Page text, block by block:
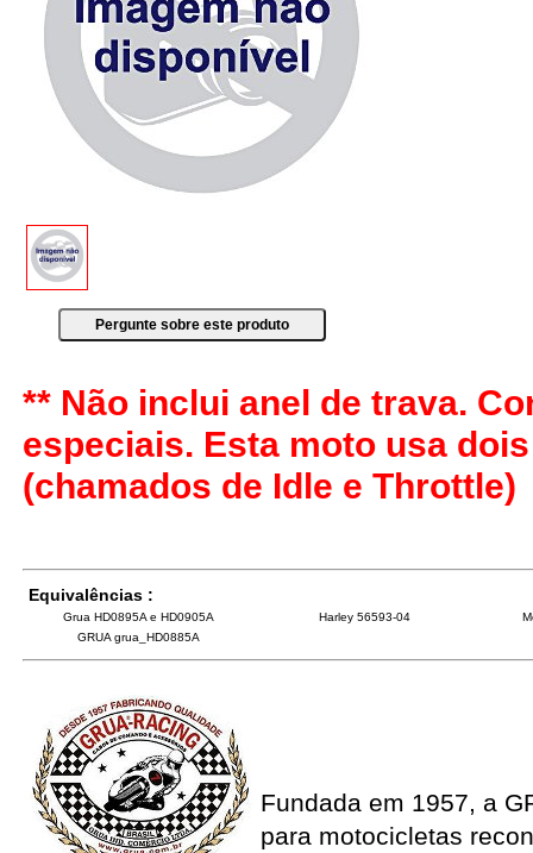
** Não inclui anel de trava.
especiais. Esta moto usa
(chamados de Idle e Throttle)
Equivalências :
Grua HD0895A e HD0905A Harley 56593-04
GRUA grua_HD0885A
Fundada em 1957, a
para motocicletas